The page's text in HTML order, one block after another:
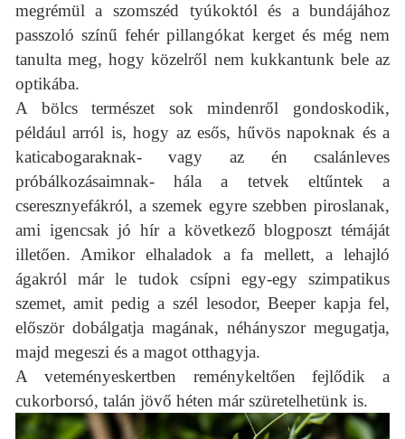
megrémül a szomszéd tyúkoktól és a bundájához
passzoló színű fehér pillangókat kerget és még nem
tanulta meg, hogy közelről nem kukkantunk bele az
optikába.
A bölcs természet sok mindenről gondoskodik,
például arról is, hogy az esős, hűvös napoknak és a
katicabogaraknak- vagy az én csalánleves
próbálkozásaimnak- hála a tetvek eltűntek a
cseresznyefákról, a szemek egyre szebben piroslanak,
ami igencsak jó hír a következő blogposzt témáját
illetően. Amikor elhaladok a fa mellett, a lehajló
ágakról már le tudok csípni egy-egy szimpatikus
szemet, amit pedig a szél lesodor, Beeper kapja fel,
először dobálgatja magának, néhányszor megugatja,
majd megeszi és a magot otthagyja.
A veteményeskertben reménykeltően fejlődik a
cukorborsó, talán jövő héten már szüretelhetünk is.